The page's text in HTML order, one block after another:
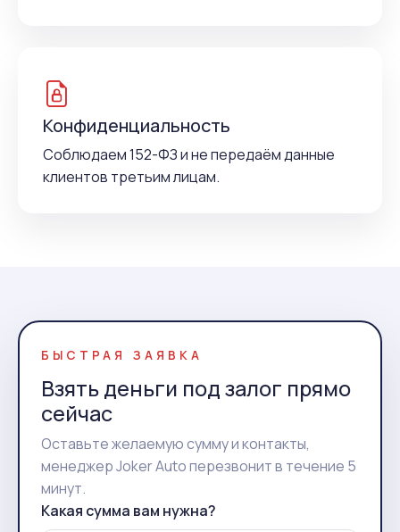
Конфиденциальность
Соблюдаем 152-ФЗ и не передаём данные
клиентов третьим лицам.
БЫСТРАЯ ЗАЯВКА
Взять деньги под залог прямо
сейчас
Оставьте желаемую сумму и контакты,
менеджер Joker Auto перезвонит в течение 5
минут.
Какая сумма вам нужна?